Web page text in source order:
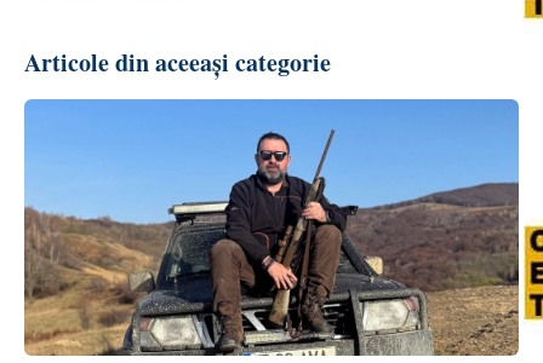
Articole din aceeași categorie